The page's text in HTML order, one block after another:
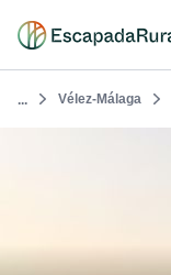
... Vélez-Málaga